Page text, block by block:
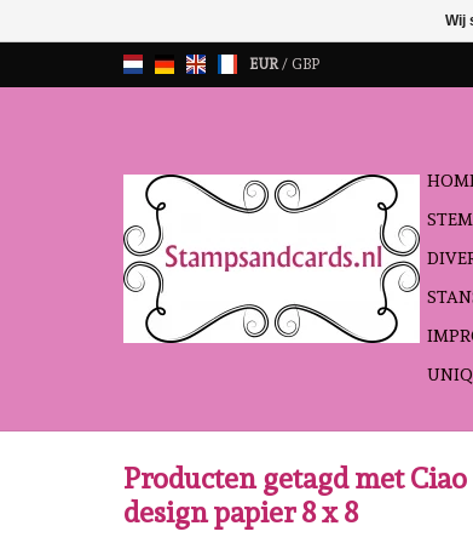
EUR/ GBP
Producten getagd met
design papier 8 x 8
Wij